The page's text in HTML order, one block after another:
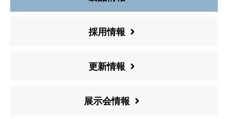
採用情報
更新情報
展示会情報